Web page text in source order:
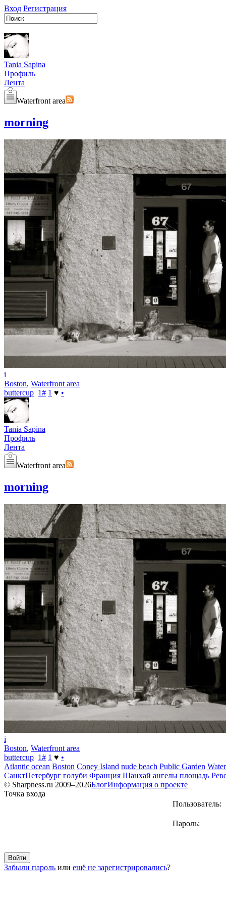
Вход Регистрация
Tania Sapina
Профиль
Лента
Waterfront area
morning
i
Boston, Waterfront area
buttercup 1# 1 ♥ •
Tania Sapina
Профиль
Лента
Waterfront area
morning
i
Boston, Waterfront area
buttercup 1# 1 ♥ •
Atlantic ocean Boston Coney Island nude beach Public Garden
СанктПетербург голуби Франция Шанхай ангелы площадь
© Sharpness.ru 2009–2026БлогИнформация о проекте
Точка входа
Пользователь:
Пароль:
Забыли пароль или ещё не зарегистрировались?